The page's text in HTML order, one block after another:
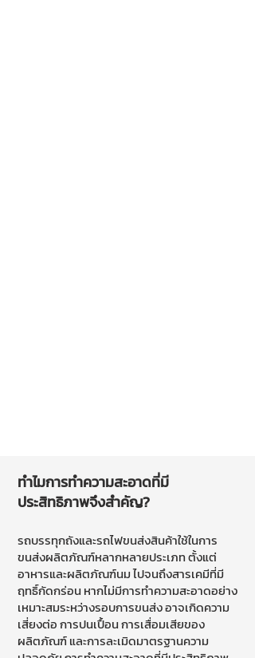
ทำไมการทำความสะอาดที่มี
ประสิทธิภาพจึงสำคัญ?
รถบรรทุกถังและรถไฟขนส่งสินค้าใช้ในการ
ขนส่งผลิตภัณฑ์หลากหลายประเภท ตั้งแต่
อาหารและผลิตภัณฑ์นม ไปจนถึงสารเคมีที่มี
ฤทธิ์กัดกร่อน หากไม่มีการทำความสะอาดอย่าง
เหมาะสมระหว่างรอบการขนส่ง อาจเกิดความ
เสี่ยงต่อ การปนเปื้อน การเสื่อมเสียของ
ผลิตภัณฑ์ และการละเมิดมาตรฐานความ